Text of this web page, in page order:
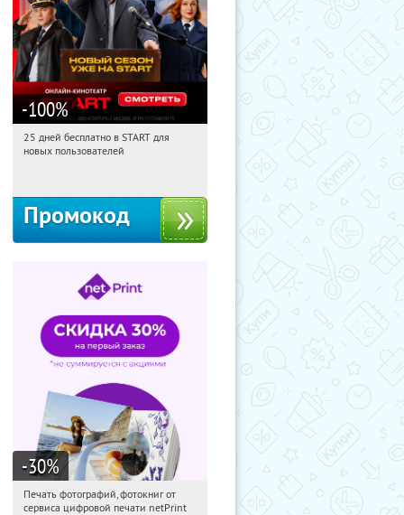
-100%
00:31:24
Получи первым!
25 дней бесплатно в START для
новых пользователей
Промокод
-30%
00:31:24 Получили:
Печать фотографий, фотокниг от
сервиса цифровой печати netPrint